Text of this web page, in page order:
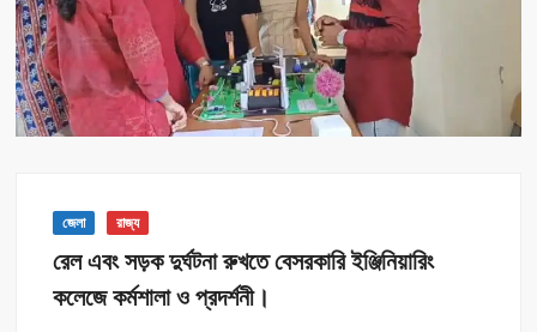
জেলা রাজ্য
রেল এবং সড়ক দুর্ঘটনা রুখতে বেসরকারি ইঞ্জিনিয়ারিং
কলেজে কর্মশালা ও প্রদর্শনী।